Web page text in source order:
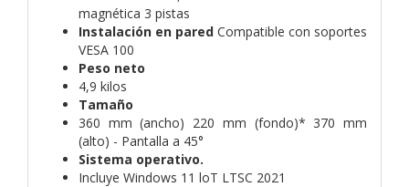
magnética 3 pistas
Instalación en pared Compatible con soportes
VESA 100
Peso neto
4,9 kilos
Tamaño
360 mm (ancho) 220 mm (fondo)* 370 mm
(alto) - Pantalla a 45°
Sistema operativo.
Incluye Windows 11 loT LTSC 2021